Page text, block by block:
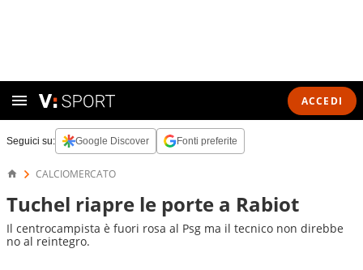
ACCEDI
Seguici su: Google Discover Fonti preferite
CALCIOMERCATO
Tuchel riapre le porte a Rabiot
Il centrocampista è fuori rosa al Psg ma il tecnico non direbbe
no al reintegro.